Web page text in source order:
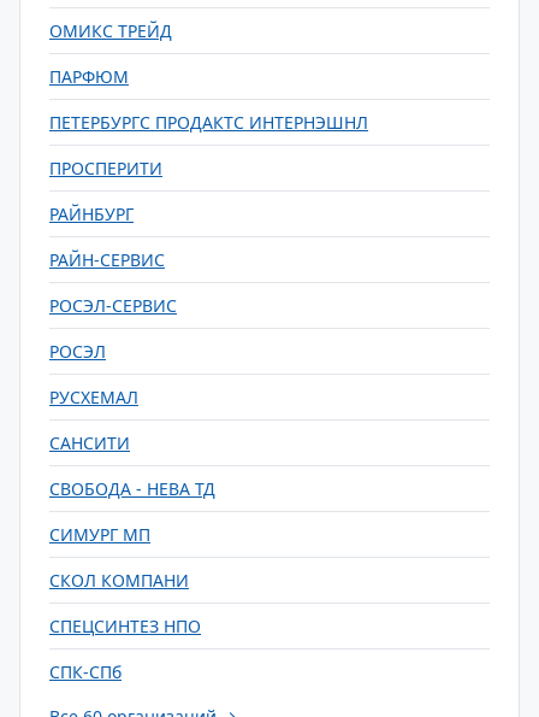
ОМИКС ТРЕЙД
ПАРФЮМ
ПЕТЕРБУРГС ПРОДАКТС ИНТЕРНЭШНЛ
ПРОСПЕРИТИ
РАЙНБУРГ
РАЙН-СЕРВИС
РОСЭЛ-СЕРВИС
РОСЭЛ
РУСХЕМАЛ
САНСИТИ
СВОБОДА - НЕВА ТД
СИМУРГ МП
СКОЛ КОМПАНИ
СПЕЦСИНТЕЗ НПО
СПК-СПб